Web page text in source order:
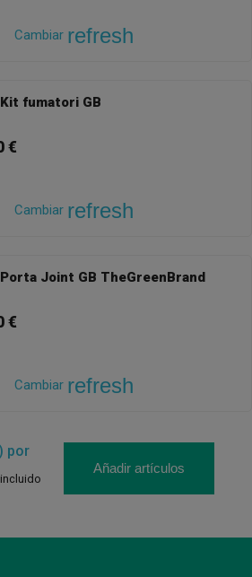
Cambiar refresh
Kit fumatori GB
€
Cambiar refresh
Porta Joint GB TheGreenBrand
€
Cambiar refresh
por
Añadir artículos